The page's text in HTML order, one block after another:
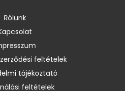
Rólunk
feltételek
tájékoztató
feltételek